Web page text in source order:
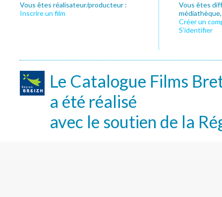
Vous êtes réalisateur/producteur :
Inscrire un film
Vous êtes
Créer un
S’identifier
Le Catalogue Films
a été réalisé
avec le soutien de la